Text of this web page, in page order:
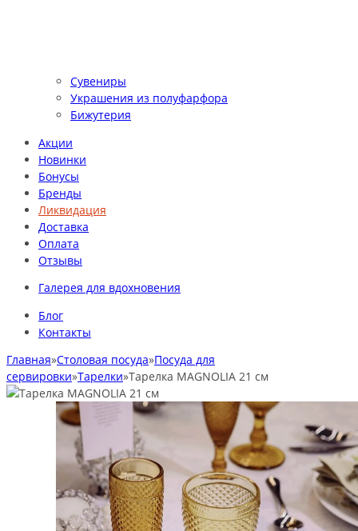
Сувениры
Украшения из полуфарфора
Бижутерия
Акции
Новинки
Бонусы
Бренды
Ликвидация
Доставка
Оплата
Отзывы
Галерея для вдохновения
Блог
Контакты
Главная»Столовая посуда»Посуда для
сервировки»Тарелки»Тарелка MAGNOLIA 21 см